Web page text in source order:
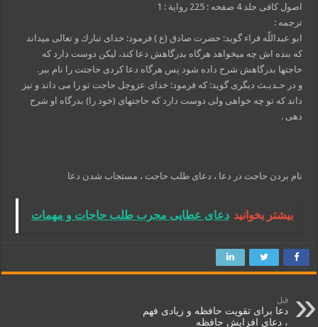
اصول كافى جلد 4 صفحه : 225 رواية : 1
ترجمه :
ابو عبداللّه فراء گويد: حضرت صادق (ع ) فرمود: خداى تبارك و تعالى ميداند
كه بنده اش چه ميخواهد هرگاه بدرگاهش دعا كند، ليكن دوست دارد كه
حاجتها بدرگاهش شرح داده شود پس هرگاه دعا كردى حاجتت را نام ببر.
و در حـديـث ديگرى گويد: كه فرمود: خداى عزوجل حاجت تو را مى داند و نيز
داند كه تو چه خواهى ولى دوست دارد كه حاجتهاى (خود را) بدرگاه او شرح
دهى .
نام بردن حاجت در دعا ، دعای طلب حاجت ، مستجاب شدن دعا
بیشتر بخوانید دعای عطایی مجرب طلب حاجات و مهمات
قبل
دعا براى تقويت حافظه و زيادى فهم
، دعای افزایش حافظه